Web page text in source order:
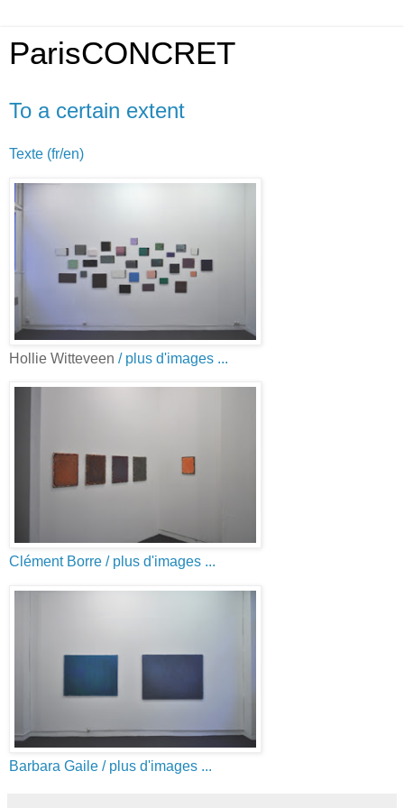
ParisCONCRET
To a certain extent
Texte (fr/en)
Hollie Witteveen / plus d'images ...
Clément Borre / plus d'images ...
Barbara Gaile / plus d'images ...